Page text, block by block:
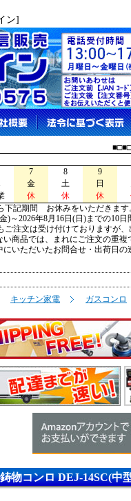
ン]
7 8 9
金 土 日
休 休 休
下記期間 お休みをいただきます
)～2026年8月16日(日)までの10日
ご注文は受け付けておりますが
商品では、まれにご注文の重複
いただいたお問合せ・出荷日の
キッチン家電 ガスコンロ
鋳物コンロ DEJ-14SC(中